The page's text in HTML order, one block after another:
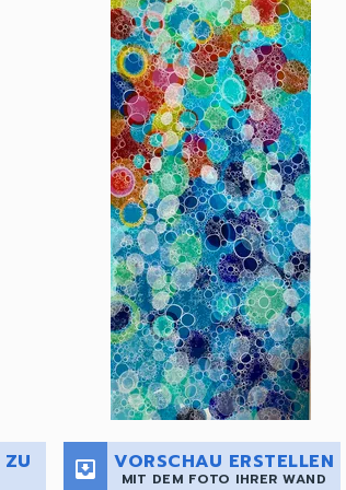
ZU move_to_inbox VORSCHAU ERSTELLEN
MIT DEM FOTO IHRER WAND